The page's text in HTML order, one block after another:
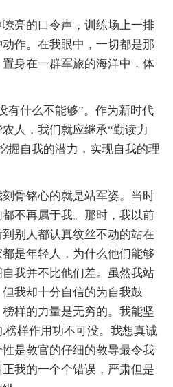
亮的口令声，训练场上一排
作。在我眼中，一切都是那
身在一群军旅的海洋中，体
什么不能够”。作为新时代
人，我们就应继承“勤读力
掘自我的潜力，实现自我的理
骨铭心的就是站军姿。当时
不再属于我。那时，我以前
别人都认真纹丝不动的站在
是年轻人，为什么他们能够
我并不比他们差。虽然我站
我却十分自信的为自我鼓
样的力量是无穷的。我能坚
榜样作用功不可没。我想真诚
是教官的仔细的教导最令我
我的一个个错误，严肃但是